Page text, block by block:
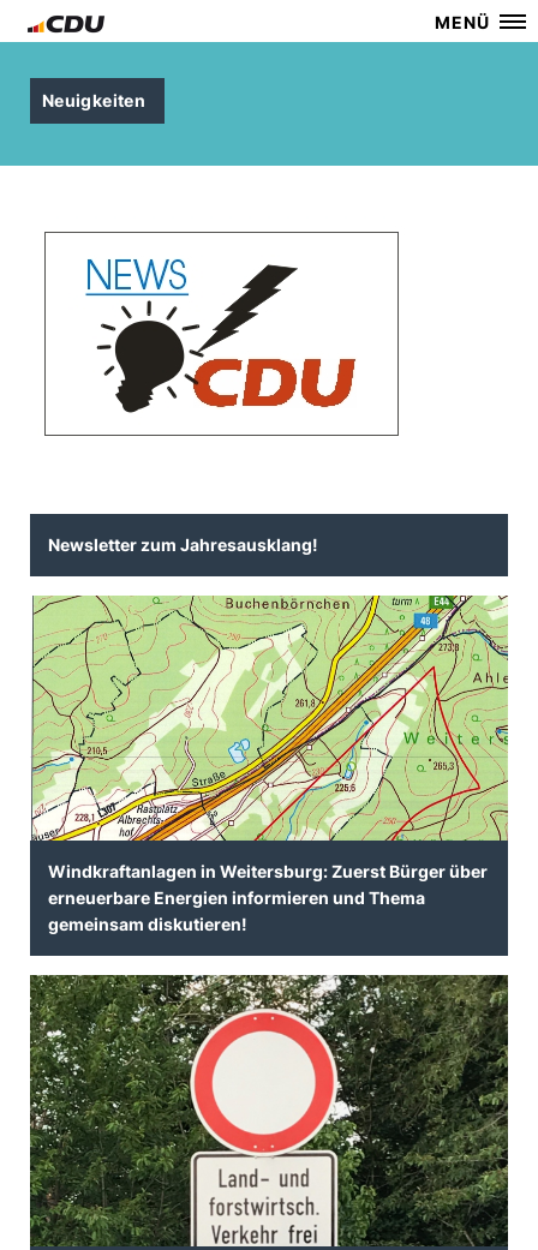
MENÜ
Neuigkeiten
Newsletter zum Jahresausklang!
Windkraftanlagen in Weitersburg: Zuerst Bürger über
erneuerbare Energien informieren und Thema
gemeinsam diskutieren!